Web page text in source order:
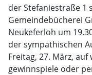
der Stefaniestraße 1
Gemeindebücherei
Neukeferloh um
der sympathischen
Freitag, 27. März,
gewinnspiele oder